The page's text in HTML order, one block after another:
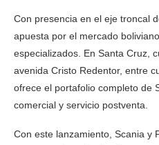
Con presencia en el eje troncal
apuesta por el mercado
especializados. En Santa Cruz,
avenida Cristo Redentor, entre
ofrece el portafolio completo de
comercial y servicio postventa.
Con este lanzamiento, Scania y